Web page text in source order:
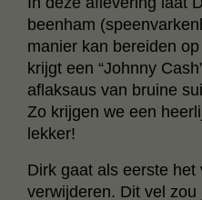
beenham
manier kan bereiden
krijgt een “Johnny
aflaksaus van bruine
Zo krijgen we een
lekker!
Dirk gaat als eerste het
verwijderen. Dit vel